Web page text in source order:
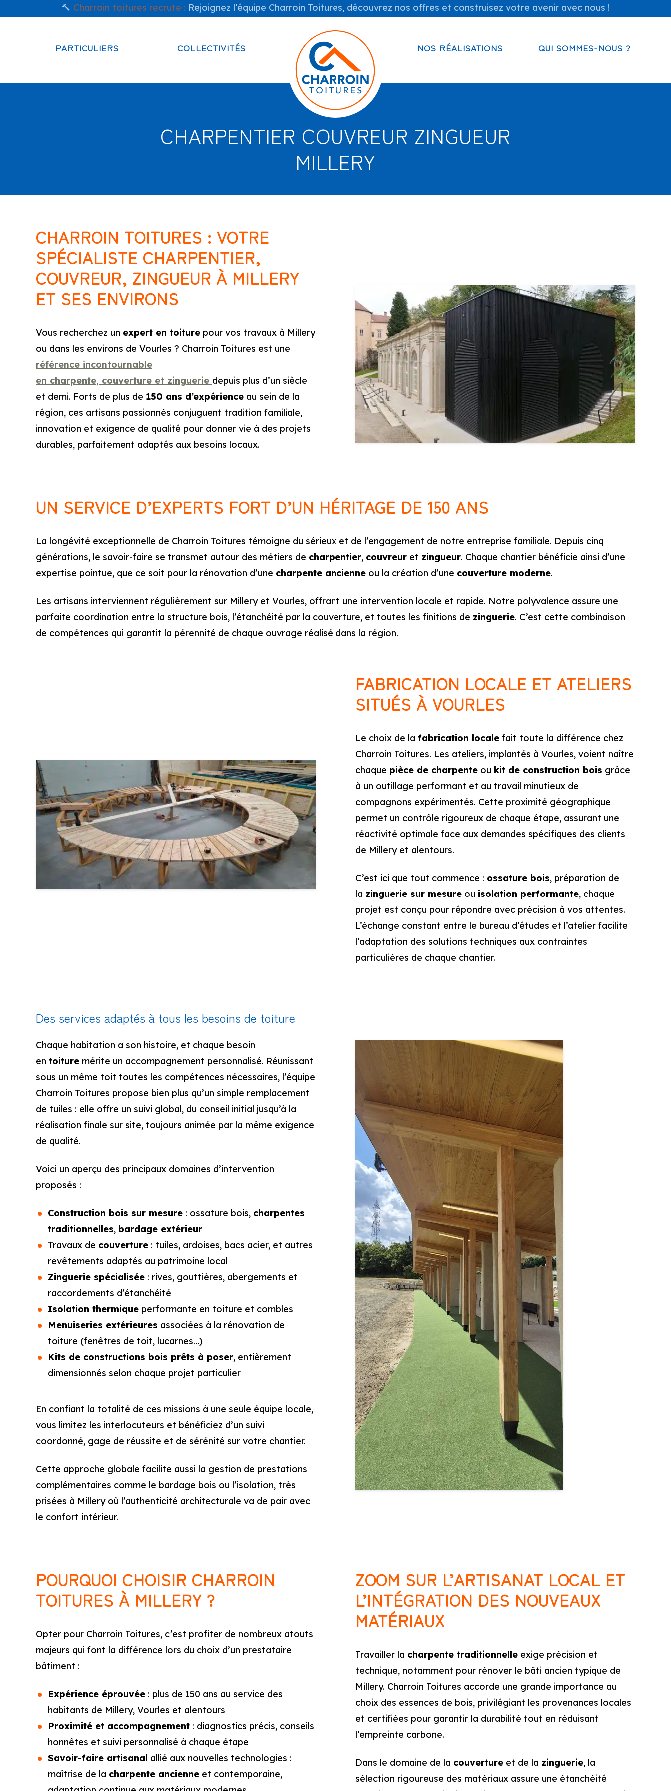
🔨 Charroin toitures recrute : Rejoignez l’équipe Charroin Toitures, découvrez nos offres et construisez votre avenir avec nous !
PARTICULIERS COLLECTIVITÉS NOS RÉALISATIONS QUI SOMMES-NOUS ?
CHARPENTIER COUVREUR ZINGUEUR
MILLERY
CHARROIN TOITURES : VOTRE
SPÉCIALISTE CHARPENTIER,
COUVREUR, ZINGUEUR À MILLERY
ET SES ENVIRONS
Vous recherchez un expert en toiture pour vos travaux à Millery
ou dans les environs de Vourles ? Charroin Toitures est une
référence incontournable
en charpente, couverture et zinguerie depuis plus d’un siècle
et demi. Forts de plus de 150 ans d’expérience au sein de la
région, ces artisans passionnés conjuguent tradition familiale,
innovation et exigence de qualité pour donner vie à des projets
durables, parfaitement adaptés aux besoins locaux.
UN SERVICE D’EXPERTS FORT D’UN HÉRITAGE DE 150 ANS
La longévité exceptionnelle de Charroin Toitures témoigne du sérieux et de l’engagement de notre entreprise familiale. Depuis cinq
générations, le savoir-faire se transmet autour des métiers de charpentier, couvreur et zingueur. Chaque chantier bénéficie ainsi d’une
expertise pointue, que ce soit pour la rénovation d’une charpente ancienne ou la création d’une couverture moderne.
Les artisans interviennent régulièrement sur Millery et Vourles, offrant une intervention locale et rapide. Notre polyvalence assure une
parfaite coordination entre la structure bois, l’étanchéité par la couverture, et toutes les finitions de zinguerie. C’est cette combinaison
de compétences qui garantit la pérennité de chaque ouvrage réalisé dans la région.
FABRICATION LOCALE ET ATELIERS
SITUÉS À VOURLES
Le choix de la fabrication locale fait toute la différence chez
Charroin Toitures. Les ateliers, implantés à Vourles, voient naître
chaque pièce de charpente ou kit de construction bois grâce
à un outillage performant et au travail minutieux de
compagnons expérimentés. Cette proximité géographique
permet un contrôle rigoureux de chaque étape, assurant une
réactivité optimale face aux demandes spécifiques des clients
de Millery et alentours.
C’est ici que tout commence : ossature bois, préparation de
la zinguerie sur mesure ou isolation performante, chaque
projet est conçu pour répondre avec précision à vos attentes.
L’échange constant entre le bureau d’études et l’atelier facilite
l’adaptation des solutions techniques aux contraintes
particulières de chaque chantier.
Des services adaptés à tous les besoins de toiture
Chaque habitation a son histoire, et chaque besoin
en toiture mérite un accompagnement personnalisé. Réunissant
sous un même toit toutes les compétences nécessaires, l’équipe
Charroin Toitures propose bien plus qu’un simple remplacement
de tuiles : elle offre un suivi global, du conseil initial jusqu’à la
réalisation finale sur site, toujours animée par la même exigence
de qualité.
Voici un aperçu des principaux domaines d’intervention
proposés :
Construction bois sur mesure : ossature bois, charpentes
traditionnelles, bardage extérieur
Travaux de couverture : tuiles, ardoises, bacs acier, et autres
revêtements adaptés au patrimoine local
Zinguerie spécialisée : rives, gouttières, abergements et
raccordements d’étanchéité
Isolation thermique performante en toiture et combles
Menuiseries extérieures associées à la rénovation de
toiture (fenêtres de toit, lucarnes…)
Kits de constructions bois prêts à poser, entièrement
dimensionnés selon chaque projet particulier
En confiant la totalité de ces missions à une seule équipe locale,
vous limitez les interlocuteurs et bénéficiez d’un suivi
coordonné, gage de réussite et de sérénité sur votre chantier.
Cette approche globale facilite aussi la gestion de prestations
complémentaires comme le bardage bois ou l’isolation, très
prisées à Millery où l’authenticité architecturale va de pair avec
le confort intérieur.
POURQUOI CHOISIR CHARROIN
TOITURES À MILLERY ?
Opter pour Charroin Toitures, c’est profiter de nombreux atouts
majeurs qui font la différence lors du choix d’un prestataire
bâtiment :
Expérience éprouvée : plus de 150 ans au service des
habitants de Millery, Vourles et alentours
Proximité et accompagnement : diagnostics précis, conseils
honnêtes et suivi personnalisé à chaque étape
Savoir-faire artisanal allié aux nouvelles technologies :
maîtrise de la charpente ancienne et contemporaine,
ZOOM SUR L’ARTISANAT LOCAL ET
L’INTÉGRATION DES NOUVEAUX
MATÉRIAUX
Travailler la charpente traditionnelle exige précision et
technique, notamment pour rénover le bâti ancien typique de
Millery. Charroin Toitures accorde une grande importance au
choix des essences de bois, privilégiant les provenances locales
et certifiées pour garantir la durabilité tout en réduisant
l’empreinte carbone.
Dans le domaine de la couverture et de la zinguerie, la
sélection rigoureuse des matériaux assure une étanchéité